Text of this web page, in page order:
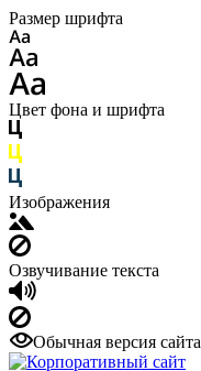
Размер шрифта
Цвет фона и шрифта
Изображения
Озвучивание текста
Обычная версия сайта